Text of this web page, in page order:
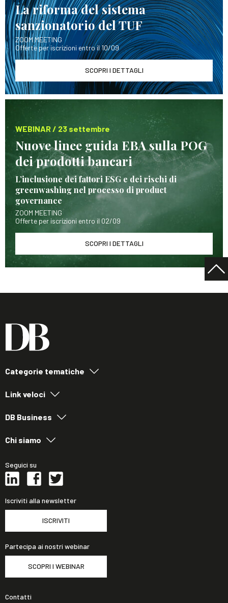
La riforma del sistema
sanzionatorio del TUF
ZOOM MEETING
Offerte per iscrizioni entro il 10/09
SCOPRI I DETTAGLI
WEBINAR / 23 settembre
Nuove linee guida EBA sulla POG
dei prodotti bancari
L’inclusione dei fattori ESG e dei rischi di
greenwashing nel processo di product
governance
ZOOM MEETING
Offerte per iscrizioni entro il 02/09
SCOPRI I DETTAGLI
Categorie tematiche
Link veloci
DB Business
Chi siamo
Seguici su
Iscriviti alla newsletter
ISCRIVITI
Partecipa ai nostri webinar
SCOPRI I WEBINAR
Contatti